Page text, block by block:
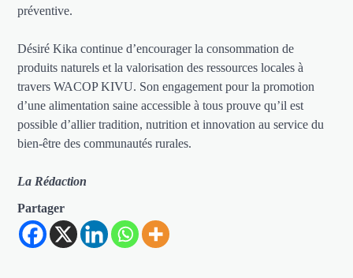
préventive.
Désiré Kika continue d’encourager la consommation de
produits naturels et la valorisation des ressources locales à
travers WACOP KIVU. Son engagement pour la promotion
d’une alimentation saine accessible à tous prouve qu’il est
possible d’allier tradition, nutrition et innovation au service du
bien-être des communautés rurales.
La Rédaction
Partager